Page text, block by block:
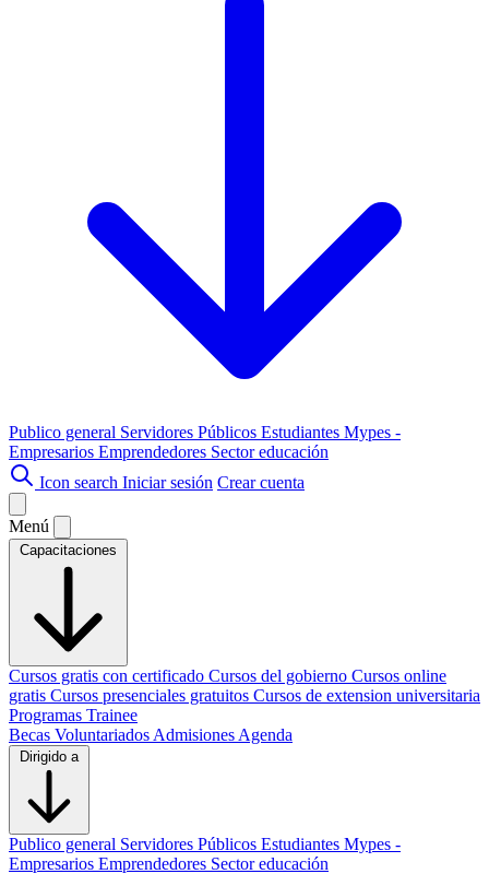
Publico general Servidores Públicos Estudiantes Mypes -
Empresarios Emprendedores Sector educación
Icon search Iniciar sesión Crear cuenta
Menú
Capacitaciones
Cursos gratis con certificado Cursos del gobierno Cursos online
gratis Cursos presenciales gratuitos Cursos de extension universitaria
Programas Trainee
Becas Voluntariados Admisiones Agenda
Dirigido a
Publico general Servidores Públicos Estudiantes Mypes -
Empresarios Emprendedores Sector educación